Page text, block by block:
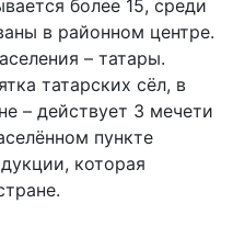
более 15, среди
в районном центре.
– татары.
татарских сёл, в
– действует 3 мечети
пункте
которая